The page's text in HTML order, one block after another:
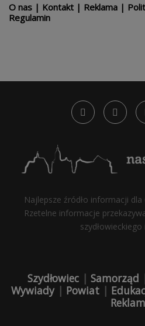
O nas | Kontakt | Reklama |
Regulamin
Najlepsze źródło informacji
Rzetelne informacje
Szydłowiec | Samorząd
Wywiady| Powiat |